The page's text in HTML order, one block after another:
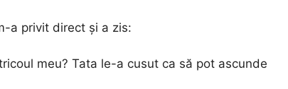
a privit direct și a zis:
meu? Tata le-a cusut ca să pot ascunde